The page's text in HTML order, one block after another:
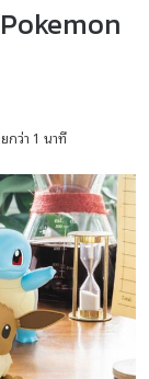
กว่า 1 นาที